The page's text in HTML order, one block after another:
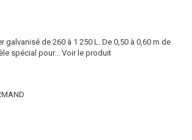
galvanisé de 260 à 1 250 L. De 0,50 à 0,60 m de
spécial pour... Voir le produit